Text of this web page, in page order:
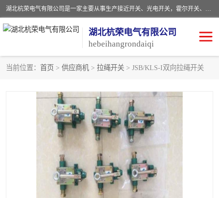
湖北杭荣电气有限公司是一家主要从事生产接近开关、光电开关，霍尔开关、两级跑偏开关、双向拉绳开关、速度监测器、皮带打滑开关、阻旋式料位开关、皮带纵向撕裂开关、溜槽堵塞开关、声光报警器、矿用磁性井筒开关等，主营行业：电气设备、仪器仪表制造, 高低压电器，成套电气设备，矿用防爆机电设备，皮带机综合保护系统，防爆电器，传感器，工矿配件，电器配件，自动化工业机器人的研发，制造，加工销售。
湖北杭荣电气有限公司
hebeihangrondaiqi
当前位置： 首页 > 供应商机 > 拉绳开关 > JSB/KLS-I双向拉绳开关
浮球开关
声光报警器
滑线指示灯
光电开关